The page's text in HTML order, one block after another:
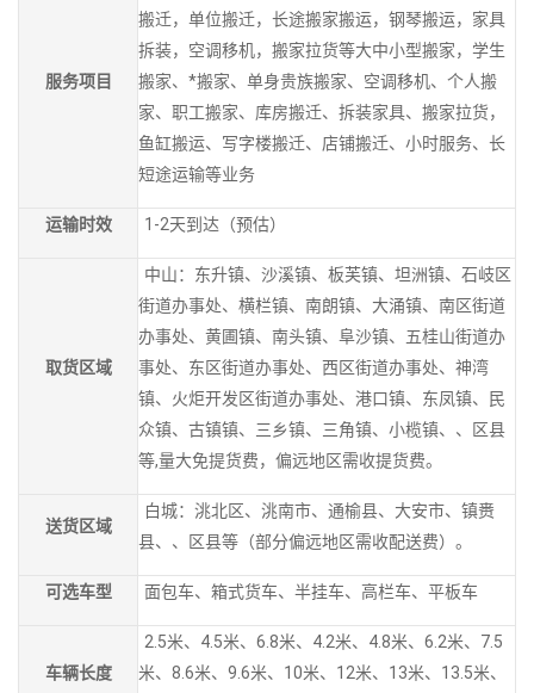
服务项目
搬迁，单位搬迁，长途搬家搬运，钢琴搬运，家具
拆装，空调移机，搬家拉货等大中小型搬家，学生
搬家、*搬家、单身贵族搬家、空调移机、个人搬
家、职工搬家、库房搬迁、拆装家具、搬家拉货，
鱼缸搬运、写字楼搬迁、店铺搬迁、小时服务、长
短途运输等业务
运输时效 1-2天到达（预估）
取货区域
中山：东升镇、沙溪镇、板芙镇、坦洲镇、石岐区
街道办事处、横栏镇、南朗镇、大涌镇、南区街道
办事处、黄圃镇、南头镇、阜沙镇、五桂山街道办
事处、东区街道办事处、西区街道办事处、神湾
镇、火炬开发区街道办事处、港口镇、东凤镇、民
众镇、古镇镇、三乡镇、三角镇、小榄镇、、区县
等,量大免提货费，偏远地区需收提货费。
送货区域
白城：洮北区、洮南市、通榆县、大安市、镇赉
县、、区县等（部分偏远地区需收配送费）。
可选车型 面包车、箱式货车、半挂车、高栏车、平板车
车辆长度
2.5米、4.5米、6.8米、4.2米、4.8米、6.2米、7.5
米、8.6米、9.6米、10米、12米、13米、13.5米、